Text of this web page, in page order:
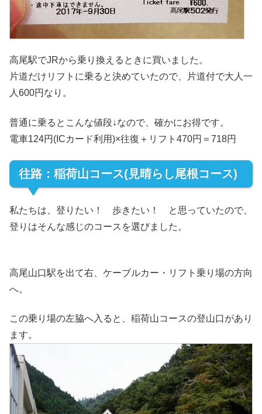
高尾駅でJRから乗り換えるときに買いました。
片道だけリフトに乗ると決めていたので、片道付で大人一
人600円なり。
普通に乗るとこんな値段↓なので、確かにお得です。
電車124円(ICカード利用)×往復＋リフト470円＝718円
往路：稲荷山コース(見晴らし尾根コース)
私たちは、登りたい！ 歩きたい！ と思っていたので、
登りはそんな感じのコースを選びました。
高尾山口駅を出て右、ケーブルカー・リフト乗り場の方向
へ。
この乗り場の左脇へ入ると、稲荷山コースの登山口があり
ます。